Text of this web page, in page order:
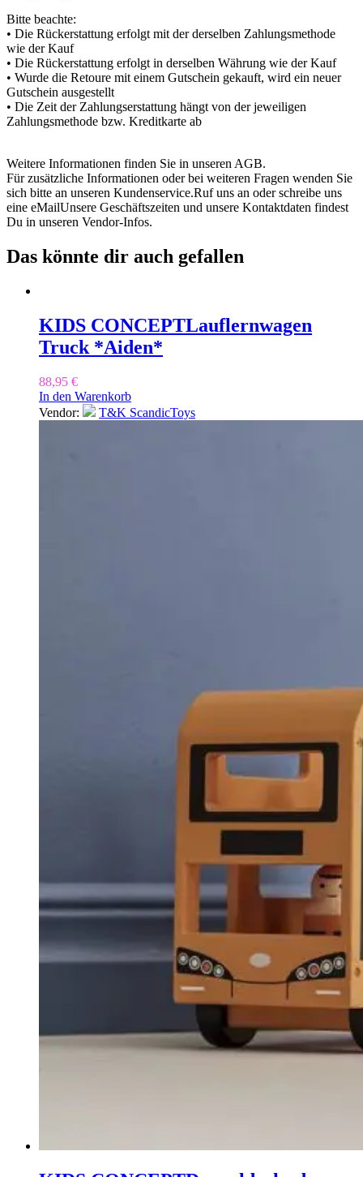
Bitte beachte:
• Die Rückerstattung erfolgt mit der derselben Zahlungsmethode
wie der Kauf
• Die Rückerstattung erfolgt in derselben Währung wie der Kauf
• Wurde die Retoure mit einem Gutschein gekauft, wird ein neuer
Gutschein ausgestellt
• Die Zeit der Zahlungserstattung hängt von der jeweiligen
Zahlungsmethode bzw. Kreditkarte ab
Weitere Informationen finden Sie in unseren AGB.
Für zusätzliche Informationen oder bei weiteren Fragen wenden Sie
sich bitte an unseren Kundenservice.Ruf uns an oder schreibe uns
eine eMailUnsere Geschäftszeiten und unsere Kontaktdaten findest
Du in unseren Vendor-Infos.
Das könnte dir auch gefallen
KIDS CONCEPTLauflernwagen
Truck *Aiden*
88,95 €
In den Warenkorb
Vendor:
T&K ScandicToys